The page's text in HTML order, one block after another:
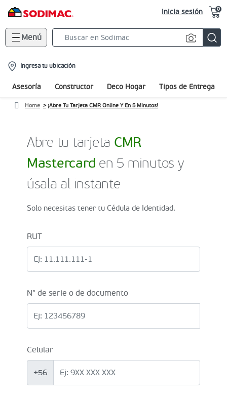
Inicia sesión 0
Menú
location-
icon
Ingresa tu ubicación
Asesoría Constructor Deco Hogar Tipos de Entrega
Home ¡Abre Tu Tarjeta CMR Online Y En 5 Minutos!
Abre tu tarjeta CMR
Mastercard en 5 minutos y
úsala al instante
Solo necesitas tener tu Cédula de Identidad.
RUT
N° de serie o de documento
Celular
+56